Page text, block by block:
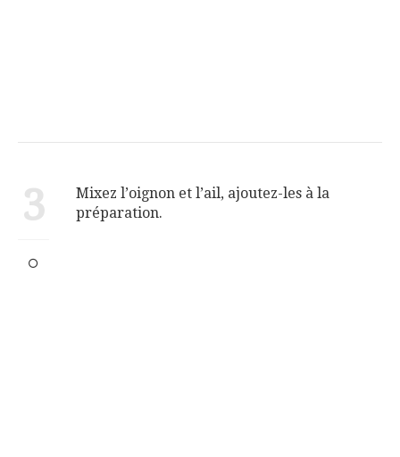
3
Mixez l’oignon et l’ail, ajoutez-les à la
préparation.